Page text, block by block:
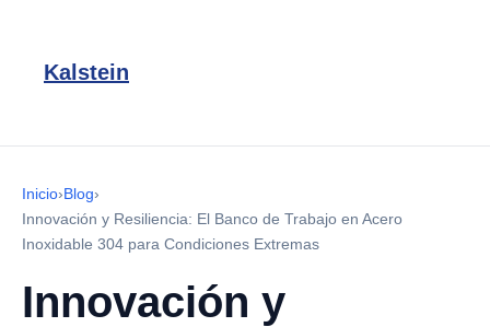
Kalstein
Inicio›Blog›
Innovación y Resiliencia: El Banco de Trabajo en Acero
Inoxidable 304 para Condiciones Extremas
Innovación y